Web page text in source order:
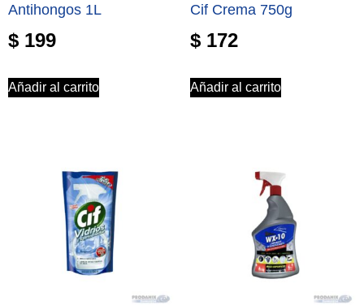
Antihongos 1L
$ 199
Añadir al carrito
Cif Crema 750g
$ 172
Añadir al carrito